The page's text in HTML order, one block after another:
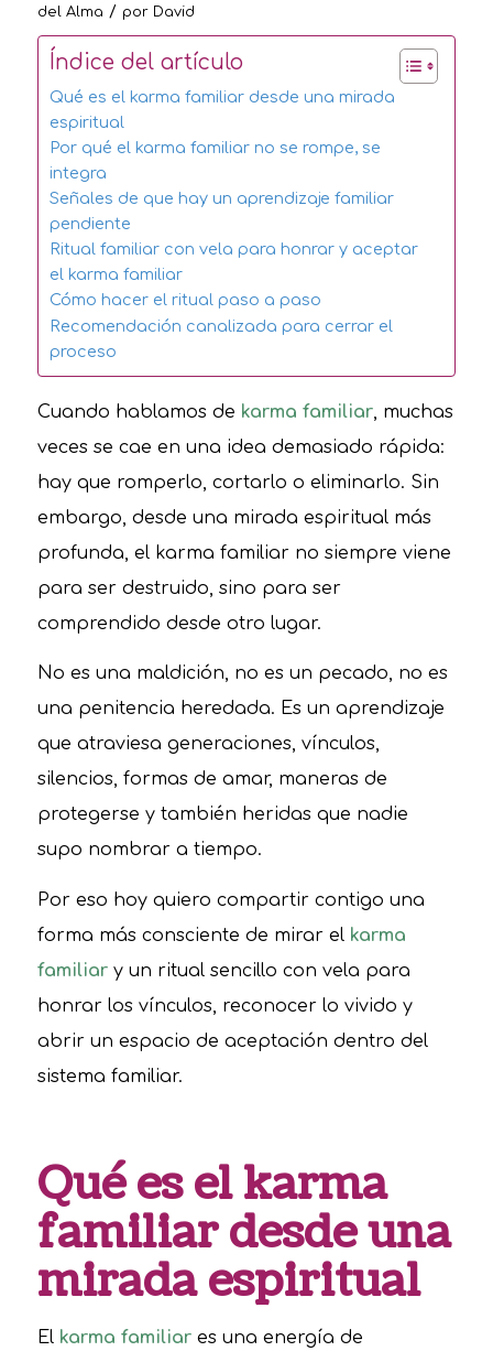
del Alma / por David
Índice del artículo
Qué es el karma familiar desde una mirada
espiritual
Por qué el karma familiar no se rompe, se
integra
Señales de que hay un aprendizaje familiar
pendiente
Ritual familiar con vela para honrar y aceptar
el karma familiar
Cómo hacer el ritual paso a paso
Recomendación canalizada para cerrar el
proceso
Cuando hablamos de karma familiar, muchas
veces se cae en una idea demasiado rápida:
hay que romperlo, cortarlo o eliminarlo. Sin
embargo, desde una mirada espiritual más
profunda, el karma familiar no siempre viene
para ser destruido, sino para ser
comprendido desde otro lugar.
No es una maldición, no es un pecado, no es
una penitencia heredada. Es un aprendizaje
que atraviesa generaciones, vínculos,
silencios, formas de amar, maneras de
protegerse y también heridas que nadie
supo nombrar a tiempo.
Por eso hoy quiero compartir contigo una
forma más consciente de mirar el karma
familiary un ritual sencillo con vela para
honrar los vínculos, reconocer lo vivido y
abrir un espacio de aceptación dentro del
sistema familiar.
Qué es el karma
familiar desde una
mirada espiritual
El karma familiares una energía de